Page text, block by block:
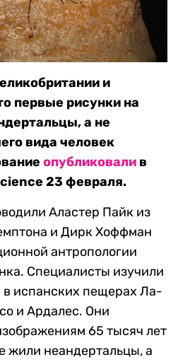
и
первые рисунки на
а не
вида человек
опубликовали в
23 февраля.
Аластер Пайк из
и Дирк Хоффман
антропологии
Специалисты изучили
в испанских пещерах Ла-
и Ардалес. Они
65 тысяч лет
жили неандертальцы, а